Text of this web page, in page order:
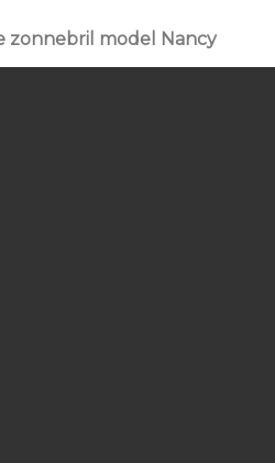
zonnebril model Nancy